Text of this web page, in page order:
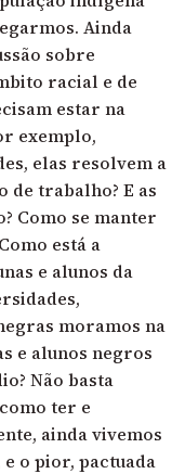
Ainda
sobre
racial e de
estar na
exemplo,
elas resolvem a
trabalho? E as
Como se manter
está a
e alunos da
moramos na
e alunos negros
Não basta
ter e
ainda vivemos
o pior, pactuada